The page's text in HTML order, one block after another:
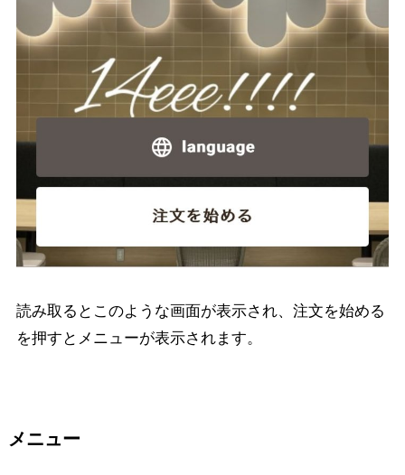
読み取るとこのような画面が表示され、注文を始める
を押すとメニューが表示されます。
メニュー